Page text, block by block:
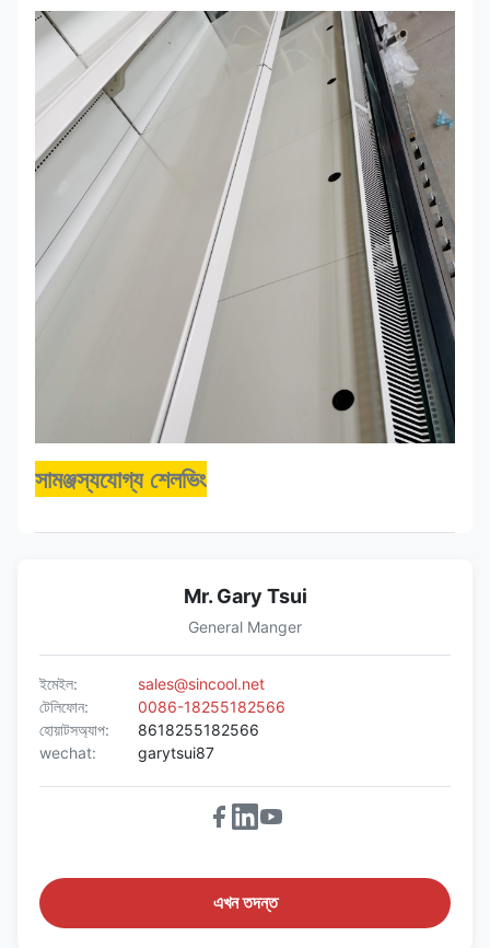
সামঞ্জস্যযোগ্য শেলভিং
Mr. Gary Tsui
General Manger
ইমেইল:
sales@sincool.net
টেলিফোন:
0086-18255182566
হোয়াটসঅ্যাপ:
8618255182566
wechat:
garytsui87
এখন তদন্ত